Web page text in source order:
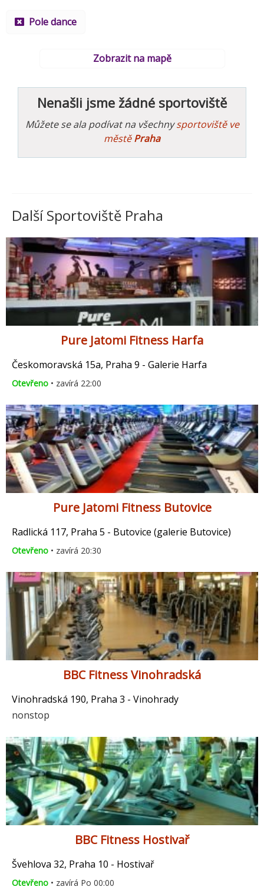
Pole dance
Zobrazit na mapě
Nenašli jsme žádné sportoviště
Můžete se ala podívat na všechnysportoviště ve
městěPraha
Další Sportoviště Praha
Pure Jatomi Fitness Harfa
Českomoravská 15a, Praha 9 - Galerie Harfa
Otevřeno • zavírá 22:00
Pure Jatomi Fitness Butovice
Radlická 117, Praha 5 - Butovice (galerie Butovice)
Otevřeno • zavírá 20:30
BBC Fitness Vinohradská
Vinohradská 190, Praha 3 - Vinohrady
nonstop
BBC Fitness Hostivař
Švehlova 32, Praha 10 - Hostivař
Otevřeno • zavírá Po 00:00